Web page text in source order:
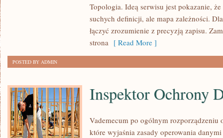
MATEMATYKITopologia. Ideą serwisu jest pokazanie,
suchych definicji, ale mapa zależności.
łączyć zrozumienie z precyzją zapisu.
strona [ Read More ]
POSTED BY ADMIN
Inspektor Ochrony
Vademecum po ogólnym rozporządzeniu
które wyjaśnia zasady operowania